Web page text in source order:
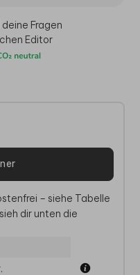
GEBURTSTAG
Fragen
Editor
– siehe Tabelle
dir unten die